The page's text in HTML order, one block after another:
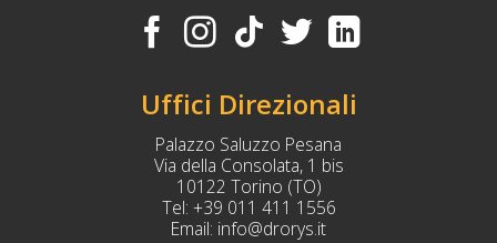
Uffici Direzionali
Palazzo Saluzzo Pesana
Via della Consolata, 1 bis
10122 Torino (TO)
Tel: +39 011 411 1556
Email: info@drorys.it